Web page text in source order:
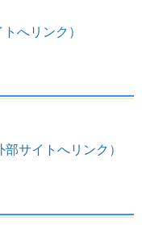
へリンク）
サイトへリンク）